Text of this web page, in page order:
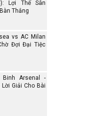
Lợi Thế Sân
Thắng
vs AC Milan
Đợi Đại Tiệc
Binh Arsenal -
Giải Cho Bài